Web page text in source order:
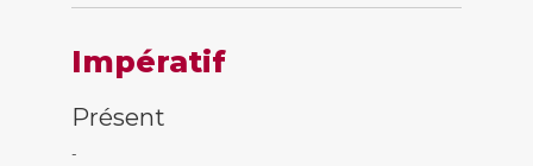
Impératif
Présent
-